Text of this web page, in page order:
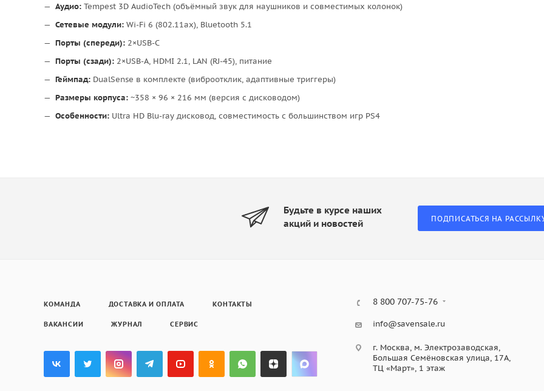
Аудио: Tempest 3D AudioTech (объёмный звук для наушников и совместимых колонок)
Сетевые модули: Wi-Fi 6 (802.11ax), Bluetooth 5.1
Порты (спереди): 2×USB-C
Порты (сзади): 2×USB-A, HDMI 2.1, LAN (RJ-45), питание
Геймпад: DualSense в комплекте (виброотклик, адаптивные триггеры)
Размеры корпуса: ~358 × 96 × 216 мм (версия с дисководом)
Особенности: Ultra HD Blu-ray дисковод, совместимость с большинством игр PS4
Будьте в курсе наших
акций и новостей
ПОДПИСАТЬСЯ НА
КОМАНДА ДОСТАВКА И ОПЛАТА КОНТАКТЫ
ВАКАНСИИ ЖУРНАЛ СЕРВИС
8 800 707-75-76
info@savensale.ru
г. Москва, м. Электрозаводская,
Большая Семёновская улица, 17А,
ТЦ «Март», 1 этаж